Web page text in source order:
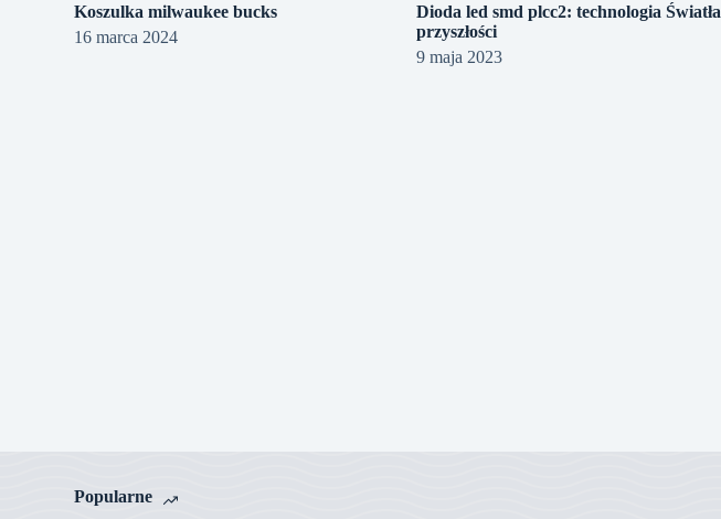
Koszulka milwaukee bucks
16 marca 2024
Dioda led smd plcc2: technologia Światła
przyszłości
9 maja 2023
Popularne